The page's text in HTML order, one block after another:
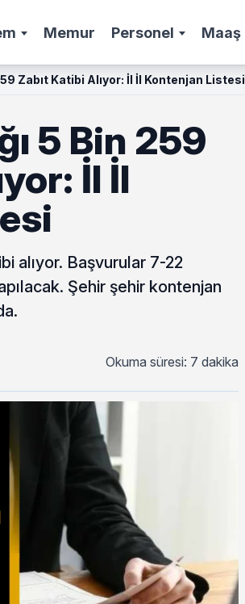
Memur Personel Maaş
Zabıt Katibi Alıyor: İl İl Kontenjan Listesi
5 Bin 259
İl İl
alıyor. Başvurular 7-22
Şehir şehir kontenjan
Okuma süresi: 7 dakika